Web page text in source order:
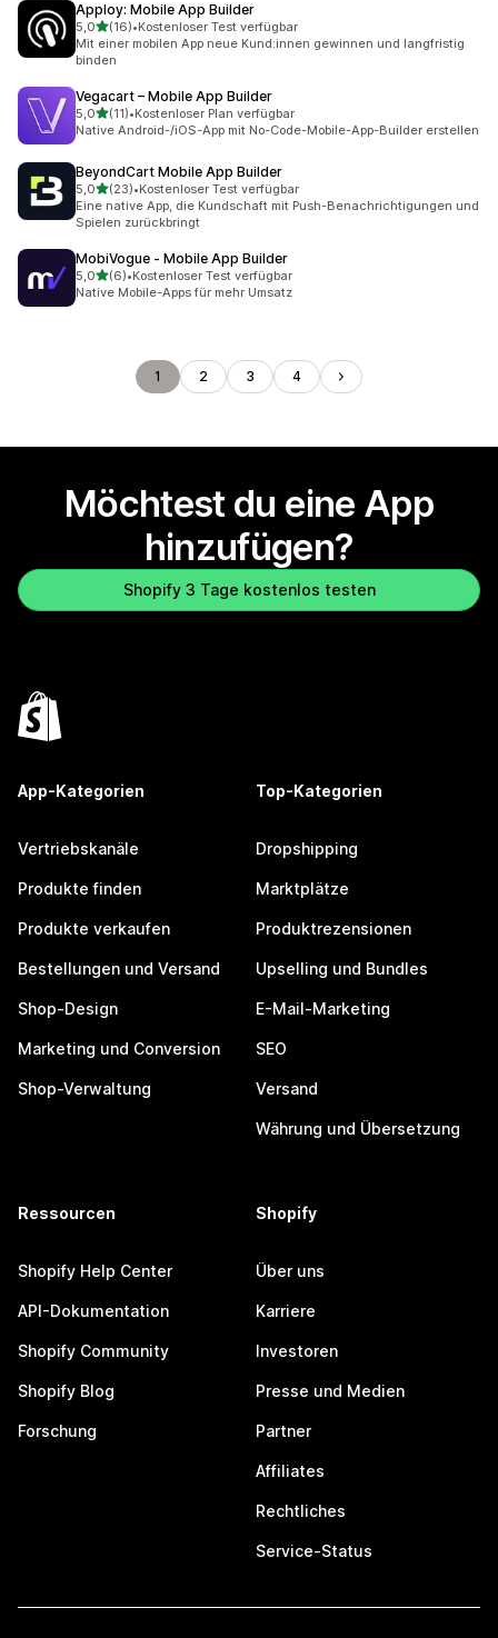
Apploy: Mobile App Builder
5,0von 5 Sternen
(16)
16 Rezensionen insgesamt
•Kostenloser Test verfügbar
Mit einer mobilen App neue Kund:innen gewinnen und langfristig
binden
Vegacart – Mobile App Builder
5,0von 5 Sternen
(11)
11 Rezensionen insgesamt
•Kostenloser Plan verfügbar
Native Android-/iOS-App mit No-Code-Mobile-App-Builder erstellen
BeyondCart Mobile App Builder
5,0von 5 Sternen
(23)
23 Rezensionen insgesamt
•Kostenloser Test verfügbar
Eine native App, die Kundschaft mit Push-Benachrichtigungen und
Spielen zurückbringt
MobiVogue ‑ Mobile App Builder
5,0von 5 Sternen
(6)
6 Rezensionen insgesamt
•Kostenloser Test verfügbar
Native Mobile-Apps für mehr Umsatz
1 2 3 4
Möchtest du eine App
hinzufügen?
Shopify 3 Tage kostenlos testen
App-Kategorien
Vertriebskanäle
Produkte finden
Produkte verkaufen
Bestellungen und Versand
Shop-Design
Marketing und Conversion
Shop-Verwaltung
Top-Kategorien
Dropshipping
Marktplätze
Produktrezensionen
Upselling und Bundles
E-Mail-Marketing
SEO
Versand
Währung und Übersetzung
Ressourcen
Shopify Help Center
API-Dokumentation
Shopify Community
Shopify Blog
Forschung
Shopify
Über uns
Karriere
Investoren
Presse und Medien
Partner
Affiliates
Rechtliches
Service-Status